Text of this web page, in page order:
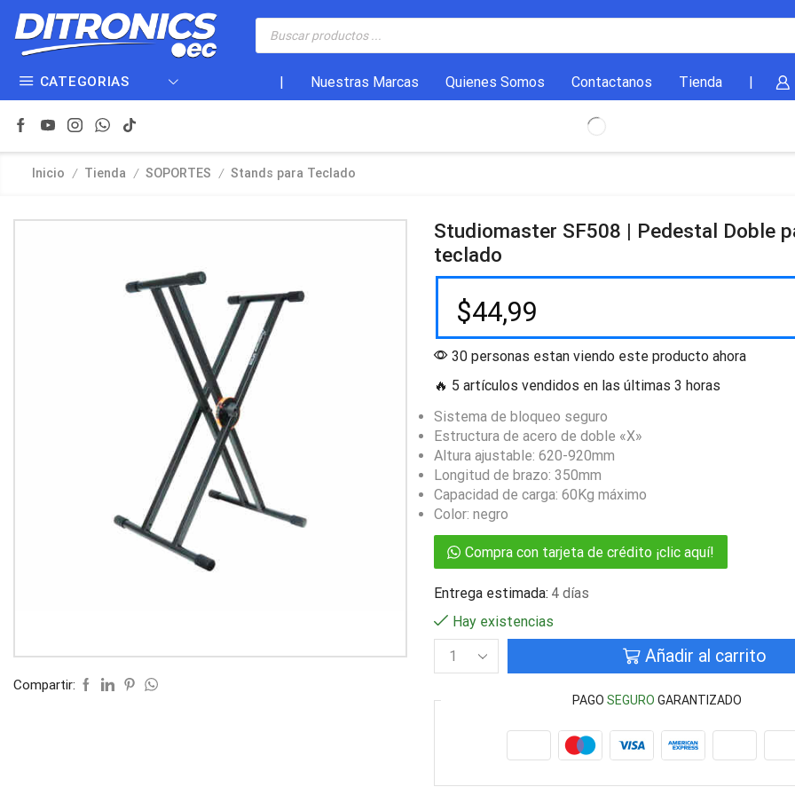
CATEGORIAS Nuestras Marcas Quienes Somos Contactanos Tienda
Inicio / Tienda / SOPORTES / Stands para Teclado
Compartir:
Studiomaster SF508 | Pedestal Doble
teclado
$44,99
30 personas estan viendo este producto ahora
🔥 5 artículos vendidos en las últimas 3 horas
Sistema de bloqueo seguro
Estructura de acero de doble «X»
Altura ajustable: 620-920mm
Longitud de brazo: 350mm
Capacidad de carga: 60Kg máximo
Color: negro
Compra con tarjeta de crédito ¡clic aquí!
Entrega estimada: 4 días
Hay existencias
Añadir al carrito
PAGOSEGURO GARANTIZADO